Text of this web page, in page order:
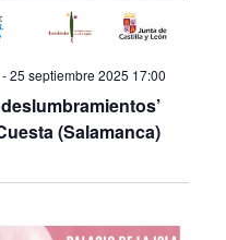
- 25 septiembre 2025 17:00
(Salamanca)